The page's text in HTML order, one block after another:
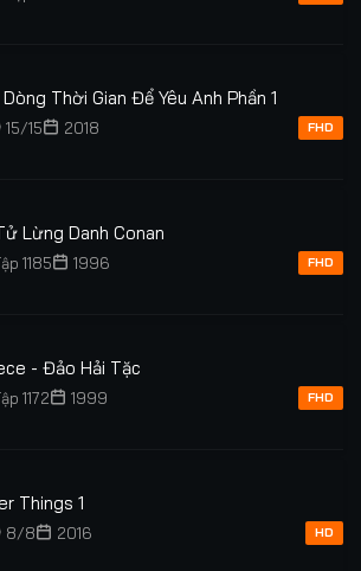
Thời Gian Để Yêu Anh Phần 1
15/15 2018 FHD
Lừng Danh Conan
1185 1996 FHD
- Đảo Hải Tặc
1172 1999 FHD
Things 1
8/8 2016 HD